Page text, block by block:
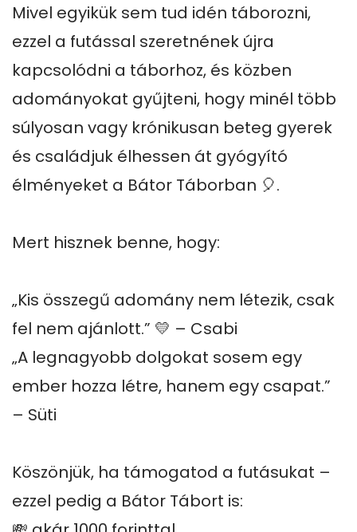
Mivel egyikük sem tud idén táborozni,
ezzel a futással szeretnének újra
kapcsolódni a táborhoz, és közben
adományokat gyűjteni, hogy minél több
súlyosan vagy krónikusan beteg gyerek
és családjuk élhessen át gyógyító
élményeket a Bátor Táborban 🎈.
Mert hisznek benne, hogy:
„Kis összegű adomány nem létezik, csak
fel nem ajánlott.” 💛 – Csabi
„A legnagyobb dolgokat sosem egy
ember hozza létre, hanem egy csapat.”
– Süti
Köszönjük, ha támogatod a futásukat –
ezzel pedig a Bátor Tábort is: